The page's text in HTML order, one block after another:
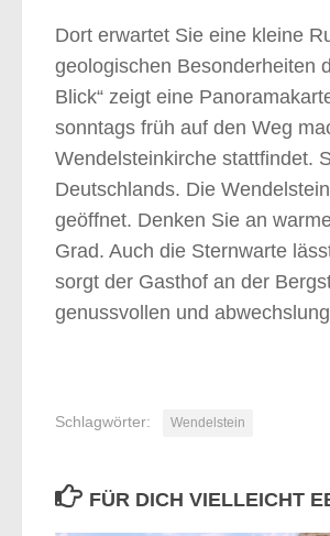
Dort erwartet Sie eine kleine
geologischen Besonderheiten
Blick“ zeigt eine
sonntags früh auf den Weg
Wendelsteinkirche stattfindet.
Deutschlands. Die
geöffnet. Denken Sie an
Grad. Auch die Sternwarte
sorgt der Gasthof an der
genussvollen und
Schlagwörter: Wendelstein
FÜR DICH VIELLEICHT